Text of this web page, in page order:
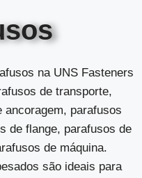
na UNS Fasteners
de transporte,
ancoragem, parafusos
de flange, parafusos de
de máquina.
são ideais para